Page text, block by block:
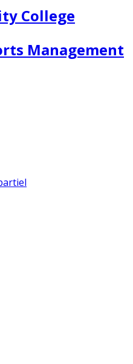
College
Management